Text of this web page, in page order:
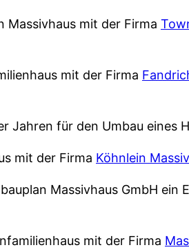
Massivhaus mit der Firma
mit der Firma
für den Umbau eines
mit der Firma Köhnlein
Massivhaus GmbH
mit der Firma